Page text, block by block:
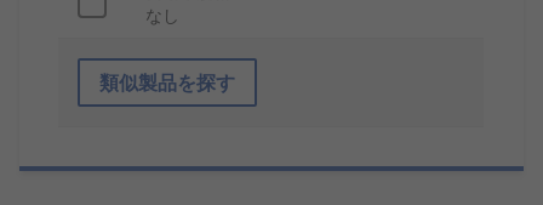
なし
類似製品を探す